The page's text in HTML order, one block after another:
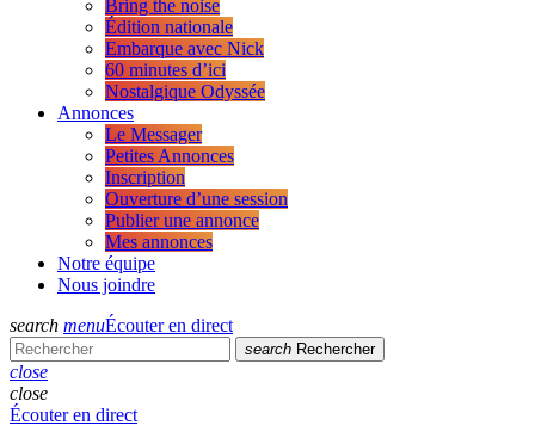
Bring the noise
Édition nationale
Embarque avec Nick
60 minutes d’ici
Nostalgique Odyssée
Annonces
Le Messager
Petites Annonces
Inscription
Ouverture d’une session
Publier une annonce
Mes annonces
Notre équipe
Nous joindre
search menuÉcouter en direct
search Rechercher
close
close
Écouter en direct